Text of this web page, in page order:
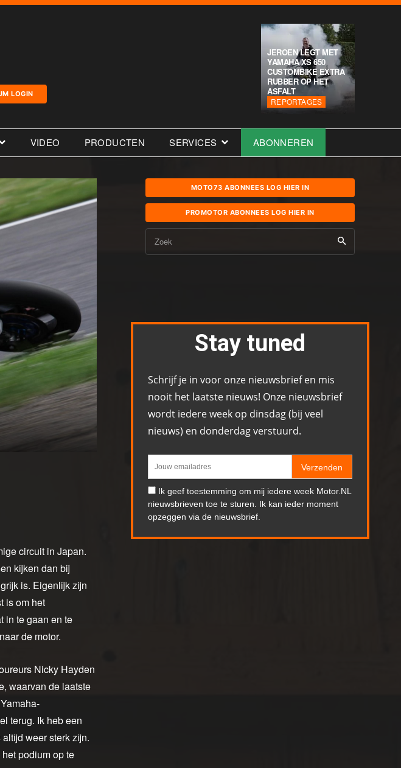
LOGIN
JEROEN LEGT MET
YAMAHA XS 650
CUSTOMBIKE EXTRA
RUBBER OP HET
ASFALT
REPORTAGES
VIDEO PRODUCTEN SERVICES ABONNEREN
circuit in Japan.
kijken dan bij
is. Eigenlijk zijn
is om het
in te gaan en te
de motor.
Nicky Hayden
waarvan de laatste
terug. Ik heb een
weer sterk zijn.
podium op te
MOTO73 ABONNEES LOG HIER IN
PROMOTOR ABONNEES LOG HIER IN
Zoek
Stay tuned
Schrijf je in voor onze nieuwsbrief en mis
nooit het laatste nieuws! Onze nieuwsbrief
wordt iedere week op dinsdag (bij veel
nieuws) en donderdag verstuurd.
Verzenden
Ik geef toestemming om mij iedere week Motor.NL
nieuwsbrieven toe te sturen. Ik kan ieder moment
opzeggen via de nieuwsbrief.